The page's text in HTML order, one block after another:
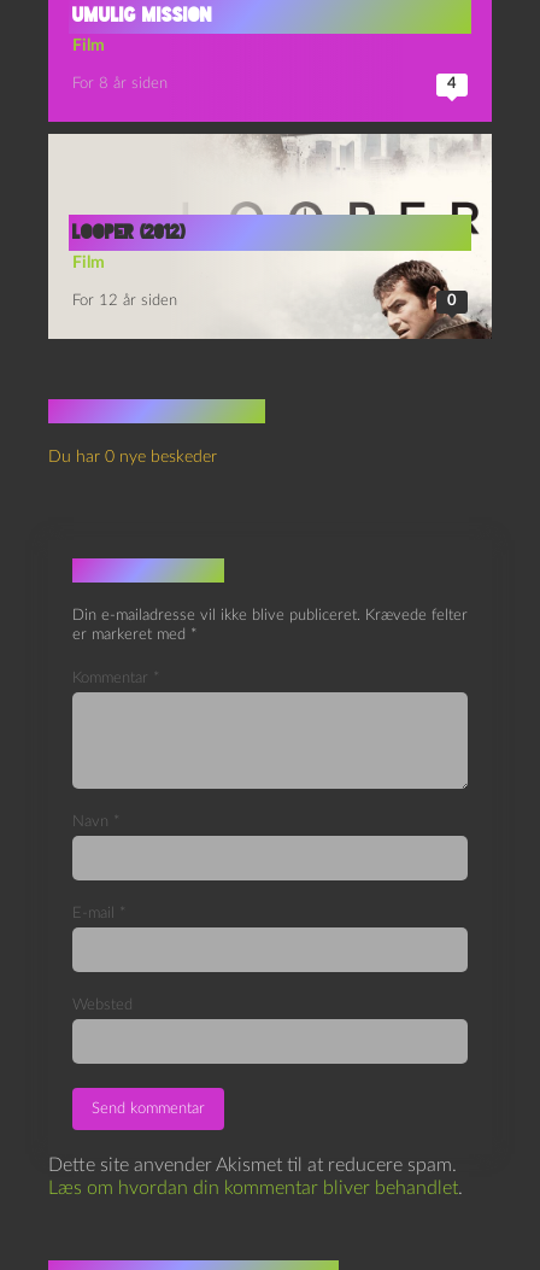
Umulig mission
Film
For 8 år siden 4
Looper (2012)
Film
For 12 år siden 0
Du har 0 nye beskeder
Skriv et svar
Din e-mailadresse vil ikke blive publiceret. Krævede felter
er markeret med *
Kommentar *
Navn *
E-mail *
Websted
Dette site anvender Akismet til at reducere spam.
Læs om hvordan din kommentar bliver behandlet.